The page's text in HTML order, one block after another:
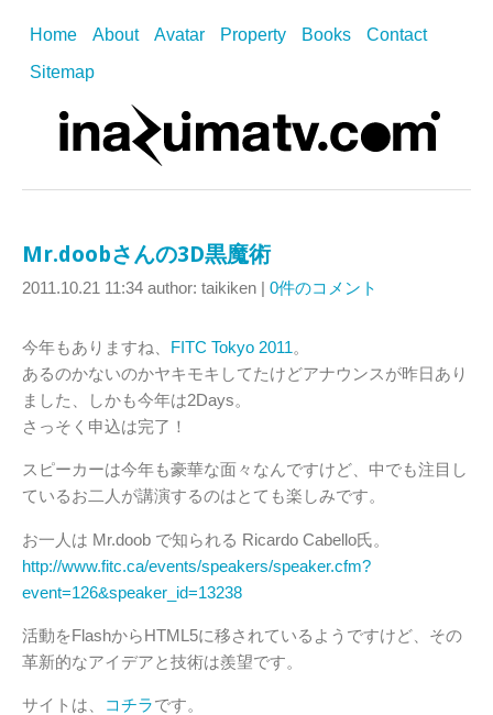
Home About Avatar Property Books
Contact
Sitemap
Mr.doobさんの3D黒魔術
2011.10.21 11:34 author: taikiken | 0件のコメント
今年もありますね、 FITC Tokyo 2011。
あるのかないのかヤキモキしてたけどアナウンスが昨日あり
ました、しかも今年は2Days。
さっそく申込は完了！
スピーカーは今年も豪華な面々なんですけど、中でも注目し
ているお二人が講演するのはとても楽しみです。
お一人は Mr.doob で知られる Ricardo Cabello氏。
http://www.fitc.ca/events/speakers/speaker.cfm?
event=126&speaker_id=13238
活動をFlashからHTML5に移されているようですけど、その
革新的なアイデアと技術は羨望です。
サイトは、 コチラです。